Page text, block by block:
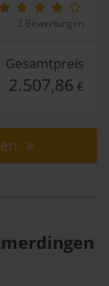
2 Bewertungen
Gesamtpreis
2.507,86 €